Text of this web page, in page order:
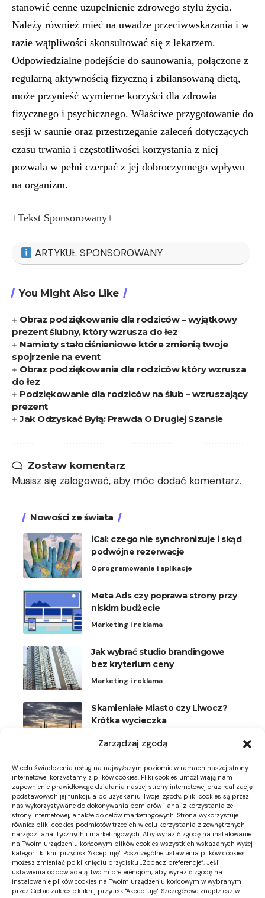
Zarządzaj zgodą
W celu świadczenia usług na najwyższym poziomie w ramach naszej strony
internetowej korzystamy z plików cookies. Pliki cookies umożliwiają nam
zapewnienie prawidłowego działania naszej strony internetowej oraz realizację
podstawowych jej funkcji, a po uzyskaniu Twojej zgody, pliki cookies są przez
nas wykorzystywane do dokonywania pomiarów i analiz korzystania ze
strony internetowej, a także do celów marketingowych. Strona wykorzystuje
również pliki cookies podmiotów trzecich w celu korzystania z zewnętrznych
narzędzi analitycznych i marketingowych. Aby wyrazić zgodę na instalowanie
na Twoim urządzeniu końcowym plików cookies wszystkich wskazanych wyżej
kategorii kliknij przycisk "Akceptuję". Poszczególne ustawienia plików cookies
możesz zmieniać po kliknięciu przycisku „Zobacz preferencje”. Jeśli
ustawienia odpowiadają Twoim preferencjom, aby wyrazić zgodę na
instalowanie plików cookies na Twoim urządzeniu końcowym w wybranym
przez Ciebie zakresie kliknij przycisk "Akceptuję". Szczegółowe znajdziesz w
stanowić cenne uzupełnienie zdrowego stylu życia.
Należy również mieć na uwadze przeciwwskazania i w
razie wątpliwości skonsultować się z lekarzem.
Odpowiedzialne podejście do saunowania, połączone z
regularną aktywnością fizyczną i zbilansowaną dietą,
może przynieść wymierne korzyści dla zdrowia
fizycznego i psychicznego. Właściwe przygotowanie do
sesji w saunie oraz przestrzeganie zaleceń dotyczących
czasu trwania i częstotliwości korzystania z niej
pozwala w pełni czerpać z jej dobroczynnego wpływu
na organizm.
+Tekst Sponsorowany+
ARTYKUŁ SPONSOROWANY
You Might Also Like
Obraz podziękowanie dla rodziców – wyjątkowy
prezent ślubny, który wzrusza do łez
Namioty stałociśnieniowe które zmienią twoje
spojrzenie na event
Obraz podziękowania dla rodziców który wzrusza
do łez
Podziękowanie dla rodziców na ślub – wzruszający
prezent
Jak Odzyskać Byłą: Prawda O Drugiej Szansie
Zostaw komentarz
Musisz się zalogować, aby móc dodać komentarz.
Nowości ze świata
iCal: czego nie synchronizuje i skąd
podwójne rezerwacje
Oprogramowanie i aplikacje
Meta Ads czy poprawa strony przy
niskim budżecie
Marketing i reklama
Jak wybrać studio brandingowe
bez kryterium ceny
Marketing i reklama
Skamieniałe Miasto czy Liwocz?
Krótka wycieczka
Plisy na okna uchylne: kiedy
wygodniejsze niż rolety
Meble i dekoracje
Zdjęcie miejsca montażu neonu: co
powinno pokazywać
Dekoracje DIY